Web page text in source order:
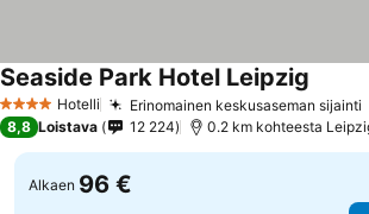
4 Tähtiluokitus
Hotelli Erinomainen keskusaseman sijainti
Seaside Park Hotel Leipzig
8,8 Loistava 12 224 0.2 km kohteesta
Alkaen 96 €